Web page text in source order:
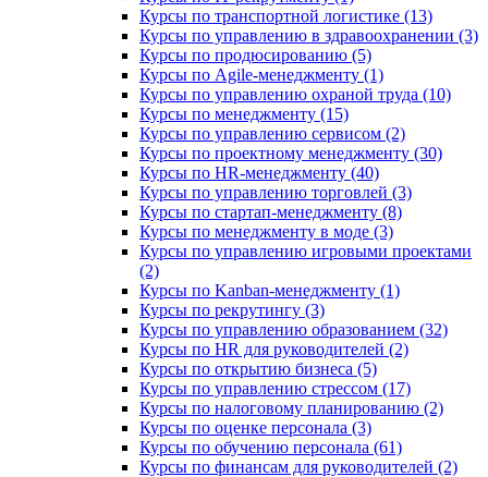
Курсы по транспортной логистике (13)
Курсы по управлению в здравоохранении (3)
Курсы по продюсированию (5)
Курсы по Agile-менеджменту (1)
Курсы по управлению охраной труда (10)
Курсы по менеджменту (15)
Курсы по управлению сервисом (2)
Курсы по проектному менеджменту (30)
Курсы по HR-менеджменту (40)
Курсы по управлению торговлей (3)
Курсы по стартап-менеджменту (8)
Курсы по менеджменту в моде (3)
Курсы по управлению игровыми проектами
(2)
Курсы по Kanban-менеджменту (1)
Курсы по рекрутингу (3)
Курсы по управлению образованием (32)
Курсы по HR для руководителей (2)
Курсы по открытию бизнеса (5)
Курсы по управлению стрессом (17)
Курсы по налоговому планированию (2)
Курсы по оценке персонала (3)
Курсы по обучению персонала (61)
Курсы по финансам для руководителей (2)